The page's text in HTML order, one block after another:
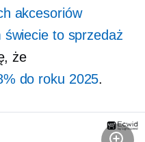
akcesoriów
świecie to sprzedaż
że
do roku 2025.